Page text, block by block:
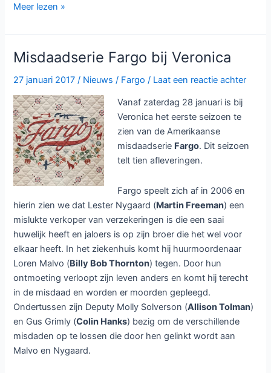
Fargo
3
bij
Netflix
Meer lezen »
Misdaadserie Fargo bij Veronica
27 januari 2017 / Nieuws / Fargo / Laat een reactie achter
Vanaf zaterdag 28 januari is bij
Veronica het eerste seizoen te
zien van de Amerikaanse
misdaadserie Fargo. Dit seizoen
telt tien afleveringen.
Fargo speelt zich af in 2006 en
hierin zien we dat Lester Nygaard (Martin Freeman) een
mislukte verkoper van verzekeringen is die een saai
huwelijk heeft en jaloers is op zijn broer die het wel voor
elkaar heeft. In het ziekenhuis komt hij huurmoordenaar
Loren Malvo (Billy Bob Thornton) tegen. Door hun
ontmoeting verloopt zijn leven anders en komt hij terecht
in de misdaad en worden er moorden gepleegd.
Ondertussen zijn Deputy Molly Solverson (Allison Tolman)
en Gus Grimly (Colin Hanks) bezig om de verschillende
misdaden op te lossen die door hen gelinkt wordt aan
Malvo en Nygaard.